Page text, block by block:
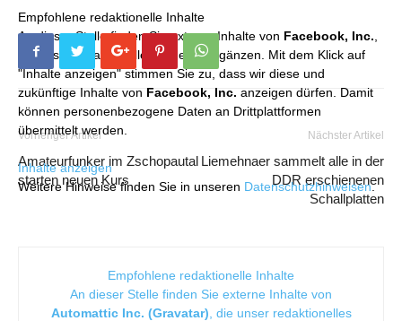
Empfohlene redaktionelle Inhalte
An dieser Stelle finden Sie externe Inhalte von Facebook, Inc.
die unser redaktionelles Angebot ergänzen. Mit dem Klick auf
"Inhalte anzeigen" stimmen Sie zu, dass wir diese und
zukünftige Inhalte von Facebook, Inc. anzeigen dürfen. Damit
können personenbezogene Daten an Drittplattformen
übermittelt werden.
Inhalte anzeigen
Weitere Hinweise finden Sie in unseren Datenschutzhinweisen.
Vorheriger Artikel
Amateurfunker im Zschopautal
starten neuen Kurs
Nächster Artikel
Liemehnaer sammelt alle in der
DDR erschienenen
Schallplatten
Empfohlene redaktionelle Inhalte
An dieser Stelle finden Sie externe Inhalte von
Automattic Inc. (Gravatar) , die unser redaktionelles